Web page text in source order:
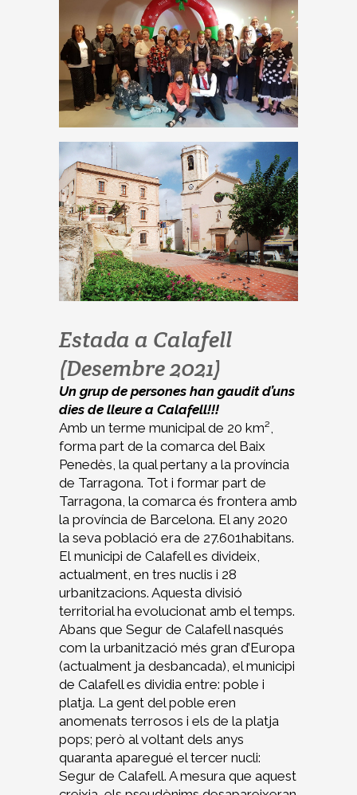
Estada a Calafell
(Desembre 2021)
Un grup de persones han gaudit d’uns
dies de lleure a Calafell!!!
Amb un terme municipal de 20 km²,
forma part de la comarca del Baix
Penedès, la qual pertany a la província
de Tarragona. Tot i formar part de
Tarragona, la comarca és frontera amb
la província de Barcelona. El any 2020
la seva població era de 27.601habitans.
El municipi de Calafell es divideix,
actualment, en tres nuclis i 28
urbanitzacions. Aquesta divisió
territorial ha evolucionat amb el temps.
Abans que Segur de Calafell nasqués
com la urbanització més gran d’Europa
(actualment ja desbancada), el municipi
de Calafell es dividia entre: poble i
platja. La gent del poble eren
anomenats terrosos i els de la platja
pops; però al voltant dels anys
quaranta aparegué el tercer nucli:
Segur de Calafell. A mesura que aquest